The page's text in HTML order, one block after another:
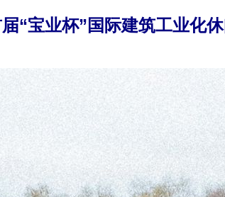
“宝业杯”国际建筑工业化